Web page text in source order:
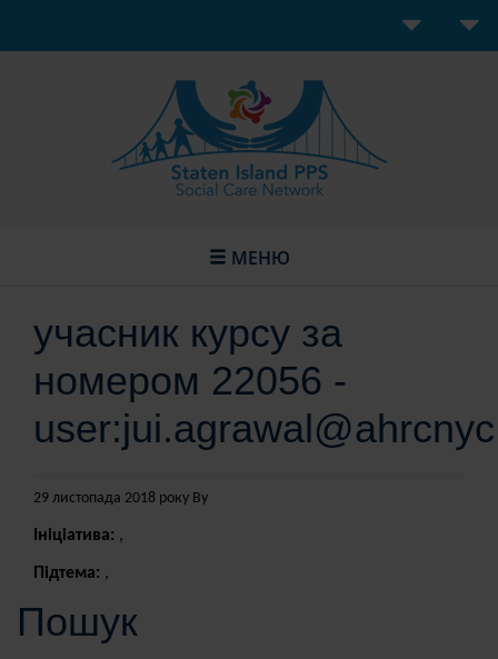
МЕНЮ
учасник курсу за
номером 22056 -
29 листопада 2018 року By
Ініціатива: ,
Підтема: ,
Пошук